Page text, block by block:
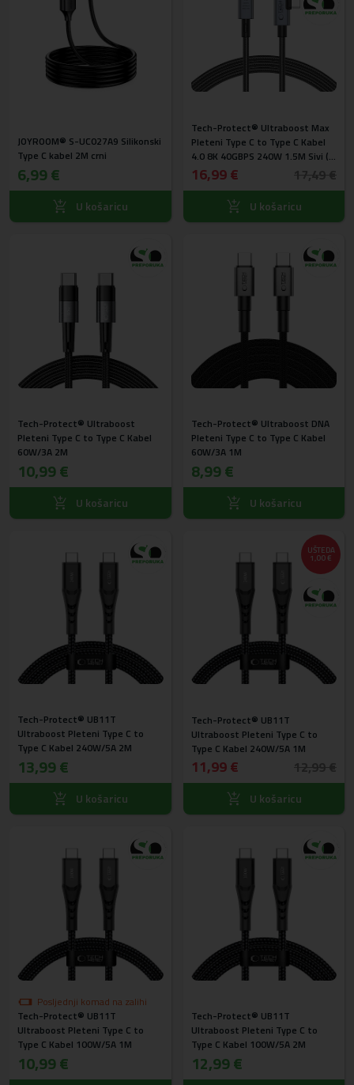
JOYROOM® S-UC027A9 Silikonski
Type C kabel 2M crni
6,99 €
U košaricu
Tech-Protect® Ultraboost Max
Pleteni Type C to Type C Kabel
4.0 8K 40GBPS 240W 1.5M Sivi (L-
oblik)
16,99 €
U košaricu
Tech-Protect® Ultraboost
Pleteni Type C to Type C Kabel
60W/3A 2M
10,99 €
U košaricu
Tech-Protect® Ultraboost DNA
Pleteni Type C to Type C Kabel
60W/3A 1M
8,99 €
U košaricu
Tech-Protect® UB11T
Ultraboost Pleteni Type C to
Type C Kabel 240W/5A 2M
13,99 €
U košaricu
UŠTEDA
1,00 €
Tech-Protect® UB11T
Ultraboost Pleteni Type C to
Type C Kabel 240W/5A 1M
11,99 €
U košaricu
Posljednji komad na zalihi
Tech-Protect® UB11T
Ultraboost Pleteni Type C to
Type C Kabel 100W/5A 1M
10,99 €
Tech-Protect® UB11T
Ultraboost Pleteni Type C to
Type C Kabel 100W/5A 2M
12,99 €